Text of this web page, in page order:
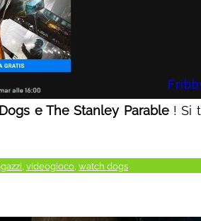
e The Stanley Parable ! Si
, videogioco, watch dogs